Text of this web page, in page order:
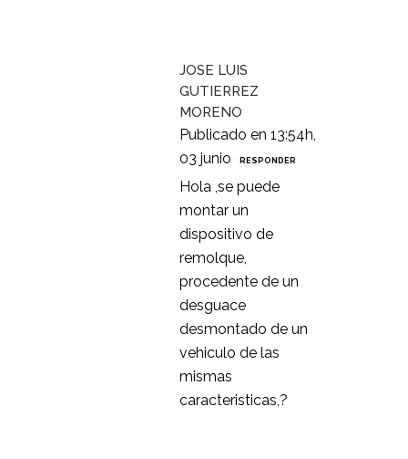
JOSE LUIS
GUTIERREZ
MORENO
Publicado en 13:54h,
03 junio
RESPONDER
Hola ,se puede
montar un
dispositivo de
remolque,
procedente de un
desguace
desmontado de un
vehiculo de las
mismas
caracteristicas,?